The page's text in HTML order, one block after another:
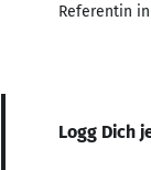
Referentin
Logg Dich